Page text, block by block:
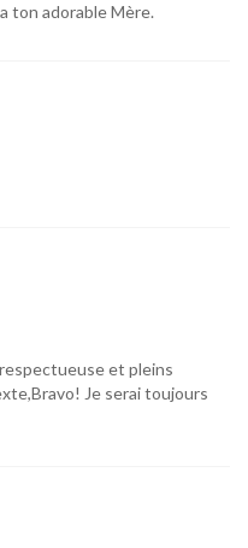
ton adorable Mère.
et pleins
Je serai toujours